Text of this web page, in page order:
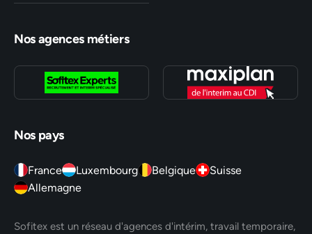
Nos agences métiers
Nos pays
France Luxembourg Belgique
Suisse
Allemagne
Sofitex est un réseau d'agences d'intérim, travail temporaire,